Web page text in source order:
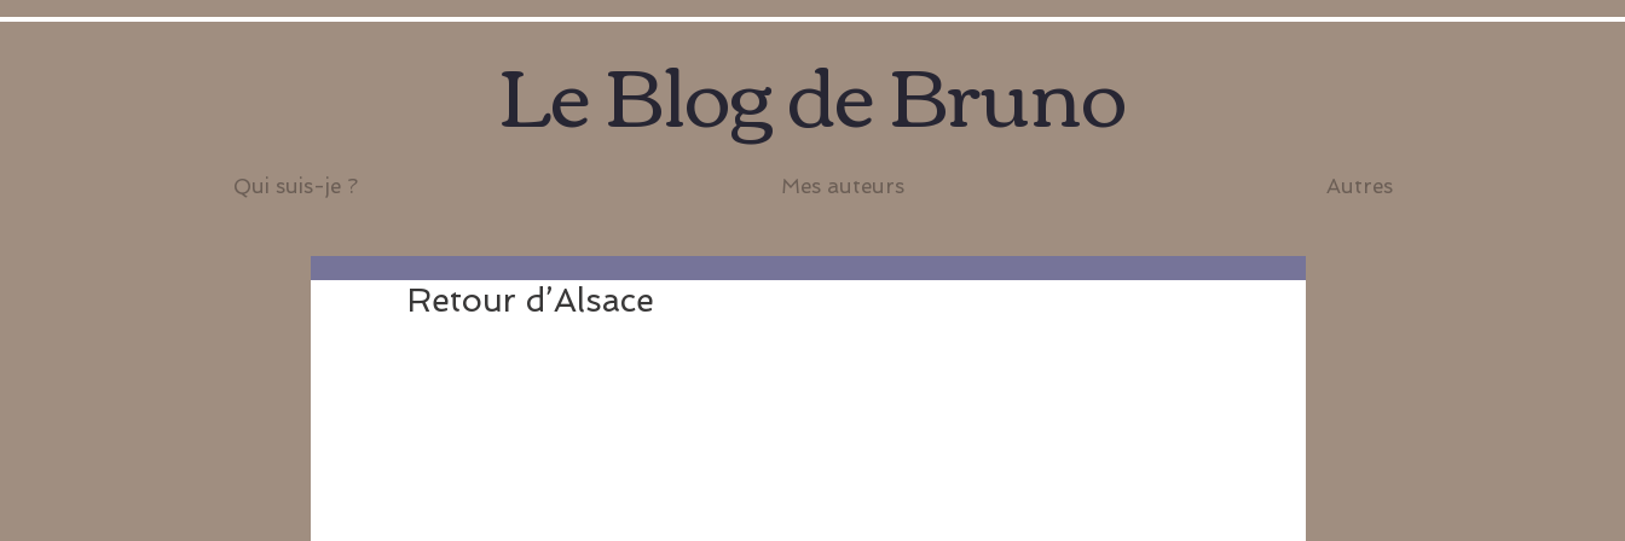
Qui suis-je ? Mes auteurs Autres
Le Blog de Bruno
Retour d’Alsace